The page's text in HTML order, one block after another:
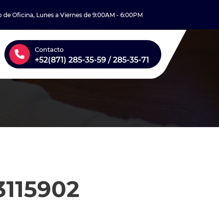
de Oficina, Lunes a Viernes de 9:00AM - 6:00PM
Contacto
+52(871) 285-35-59 / 285-35-71